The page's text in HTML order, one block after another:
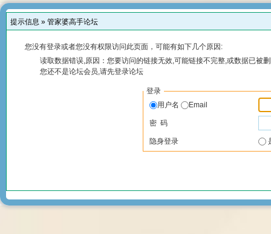
提示信息 » 管家婆高手论坛
您没有登录或者您没有权限访问此页面，可能有如下几个原因:
读取数据错误,原因：您要访问的链接无效,可能链接不完整,或数据已被
您还不是论坛会员,请先登录论坛
登录
用户名
Email
密 码
隐身登录